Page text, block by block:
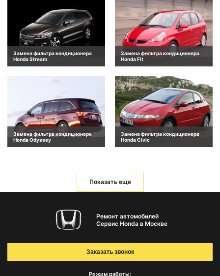
Замена фильтра кондиционера
Honda Stream
Замена фильтра кондиционера
Honda Fit
Замена фильтра кондиционера
Honda Odyssey
Замена фильтра кондиционера
Honda Civic
Показать еще
Ремонт автомобилей
Сервис Honda в Москве
Режим работы:
Заказать звонок